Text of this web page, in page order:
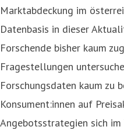
Marktabdeckung im
Datenbasis in dieser
Forschende bisher kaum
Fragestellungen
Forschungsdaten kaum zu
Konsument:innen auf
Angebotsstrategien sich